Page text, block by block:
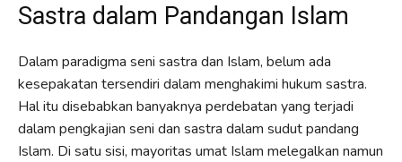
Sastra dalam Pandangan Islam
Dalam paradigma seni sastra dan Islam, belum ada
kesepakatan tersendiri dalam menghakimi hukum sastra.
Hal itu disebabkan banyaknya perdebatan yang terjadi
dalam pengkajian seni dan sastra dalam sudut pandang
Islam. Di satu sisi, mayoritas umat Islam melegalkan namun